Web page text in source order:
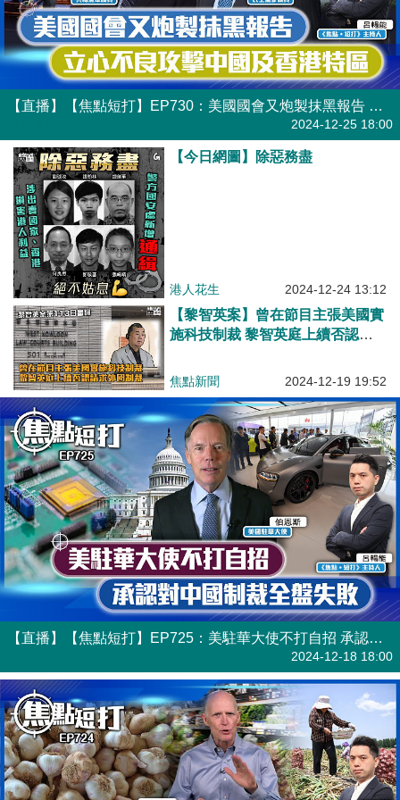
【直播】【焦點短打】EP730：美國國會又炮製抹黑報告 立心不良攻擊中國及香港特區
2024-12-25 18:00
【今日網圖】除惡務盡
港人花生 2024-12-24 13:12
【黎智英案】曾在節目主張美國實
施科技制裁 黎智英庭上續否認請
焦點新聞 2024-12-19 19:52
【直播】【焦點短打】EP725：美駐華大使不打自招 承認對中國制裁全盤失敗
2024-12-18 18:00